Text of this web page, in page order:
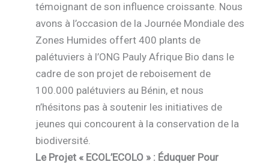
témoignant de son influence croissante. Nous
avons à l’occasion de la Journée Mondiale des
Zones Humides offert 400 plants de
palétuviers à l’ONG Pauly Afrique Bio dans le
cadre de son projet de reboisement de
100.000 palétuviers au Bénin, et nous
n’hésitons pas à soutenir les initiatives de
jeunes qui concourent à la conservation de la
biodiversité.
Le Projet « ECOL’ECOLO » : Éduquer Pour